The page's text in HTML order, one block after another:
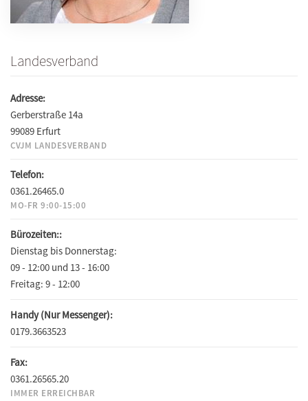
Landesverband
Adresse:
Gerberstraße 14a
99089 Erfurt
CVJM LANDESVERBAND
Telefon:
0361.26465.0
MO-FR 9:00-15:00
Bürozeiten::
Dienstag bis Donnerstag:
09 - 12:00 und 13 - 16:00
Freitag: 9 - 12:00
Handy (Nur Messenger):
0179.3663523
Fax:
0361.26565.20
IMMER ERREICHBAR